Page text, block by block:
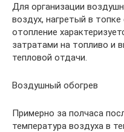
Для организации
воздух, нагретый в
отопление
затратами на топливо и
тепловой отдачи.
Воздушный обогрев
Примерно за полчаса
температура воздуха в